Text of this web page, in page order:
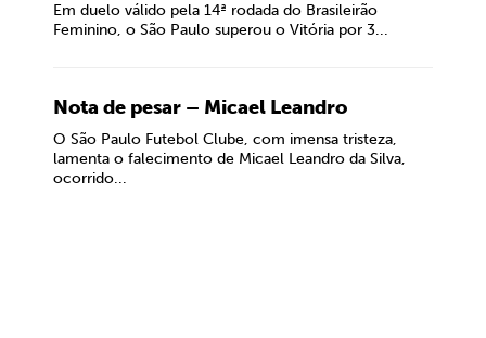
Em duelo válido pela 14ª rodada do Brasileirão
Feminino, o São Paulo superou o Vitória por 3...
Nota de pesar – Micael Leandro
O São Paulo Futebol Clube, com imensa tristeza,
lamenta o falecimento de Micael Leandro da Silva,
ocorrido...